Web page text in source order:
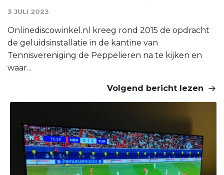
3 JULI 2023
Onlinediscowinkel.nl kreeg rond 2015 de opdracht
de geluidsinstallatie in de kantine van
Tennisvereniging de Peppelieren na te kijken en
waar...
Volgend bericht lezen